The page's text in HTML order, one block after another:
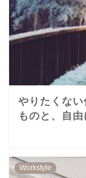
やりたくな
ものと、自
Workstyle